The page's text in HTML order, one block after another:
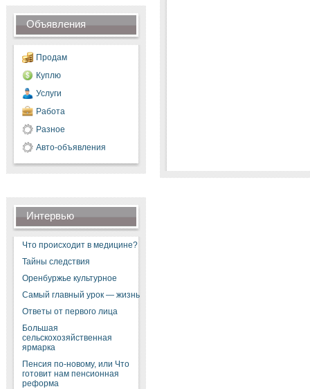
Объявления
Продам
Куплю
Услуги
Работа
Разное
Авто-объявления
Интервью
Что происходит в медицине?
Тайны следствия
Оренбуржье культурное
Самый главный урок — жизнь
Ответы от первого лица
Большая
сельскохозяйственная
ярмарка
Пенсия по-новому, или Что
готовит нам пенсионная
реформа